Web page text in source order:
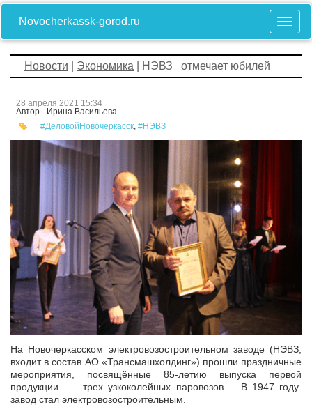
Novocherkassk-gorod.ru
Новости Экономика | НЭВЗ отмечает юбилей
28 апреля 2021 15:34
Автор - Ирина Васильева
#ДеловойНовочеркасск, #НЭВЗ
На Новочеркасском электровозостроительном заводе (НЭВЗ,
входит в состав АО «Трансмашхолдинг») прошли праздничные
мероприятия, посвящённые 85-летию выпуска первой
продукции — трех узкоколейных паровозов. В 1947 году
завод стал электровозостроительным.